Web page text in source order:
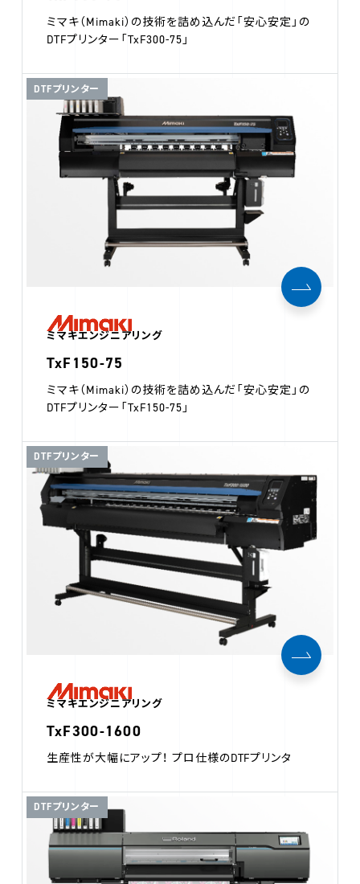
ミマキ（Mimaki）の技術を詰め込んだ「安心安定」の
DTFプリンター「TxF300-75」
DTFプリンター
ミマキエンジニアリング
TxF150-75
ミマキ（Mimaki）の技術を詰め込んだ「安心安定」の
DTFプリンター「TxF150-75」
DTFプリンター
ミマキエンジニアリング
TxF300-1600
生産性が大幅にアップ！ プロ仕様のDTFプリンタ
DTFプリンター